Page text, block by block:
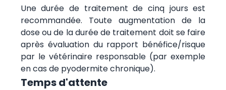
Une durée de traitement de cinq jours est
recommandée. Toute augmentation de la
dose ou de la durée de traitement doit se faire
après évaluation du rapport bénéfice/risque
par le vétérinaire responsable (par exemple
en cas de pyodermite chronique).
Temps d'attente